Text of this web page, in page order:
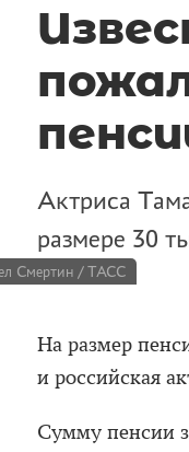
Актриса
размере 30
Смертин / ТАСС
На размер
и российская
Сумму пенсии